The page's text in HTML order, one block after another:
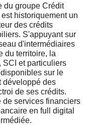
du groupe Crédit
est historiquement un
des crédits
S'appuyant sur
d'intermédiaires
du territoire, la
SCI et particuliers
sur le
développé des
de ses crédits.
de services financiers
en full digital